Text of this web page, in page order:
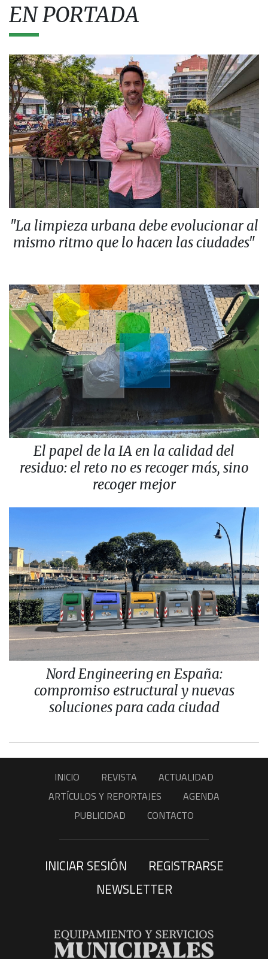
EN PORTADA
"La limpieza urbana debe evolucionar al
mismo ritmo que lo hacen las ciudades"
El papel de la IA en la calidad del
residuo: el reto no es recoger más, sino
recoger mejor
Nord Engineering en España:
compromiso estructural y nuevas
soluciones para cada ciudad
INICIO REVISTA
ACTUALIDAD
ARTÍCULOS Y REPORTAJES
AGENDA
PUBLICIDAD
CONTACTO
INICIAR SESIÓN
REGISTRARSE
NEWSLETTER